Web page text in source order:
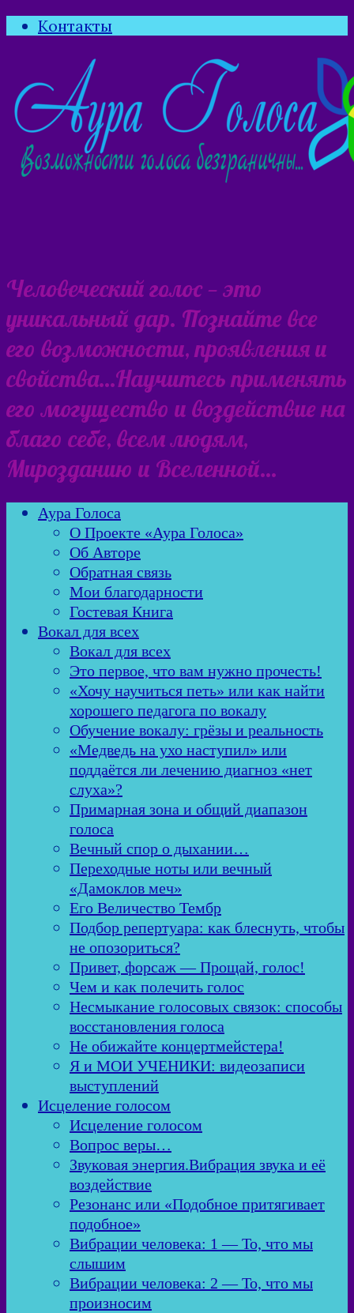
Контакты
Человеческий голос — это
уникальный дар. Познайте все
его возможности, проявления и
свойства…Научитесь применять
его могущество и воздействие на
благо себе, всем людям,
Мирозданию и Вселенной…
Аура Голоса
О Проекте «Аура Голоса»
Об Авторе
Обратная связь
Мои благодарности
Гостевая Книга
Вокал для всех
Вокал для всех
Это первое, что вам нужно прочесть!
«Хочу научиться петь» или как найти
хорошего педагога по вокалу
Обучение вокалу: грёзы и реальность
«Медведь на ухо наступил» или
поддаётся ли лечению диагноз «нет
слуха»?
Примарная зона и общий диапазон
голоса
Вечный спор о дыхании…
Переходные ноты или вечный
«Дамоклов меч»
Его Величество Тембр
Подбор репертуара: как блеснуть, чтобы
не опозориться?
Привет, форсаж — Прощай, голос!
Чем и как полечить голос
Несмыкание голосовых связок: способы
восстановления голоса
Не обижайте концертмейстера!
Я и МОИ УЧЕНИКИ: видеозаписи
выступлений
Исцеление голосом
Исцеление голосом
Вопрос веры…
Звуковая энергия.Вибрация звука и её
воздействие
Резонанс или «Подобное притягивает
подобное»
Вибрации человека: 1 — То, что мы
слышим
Вибрации человека: 2 — То, что мы
произносим